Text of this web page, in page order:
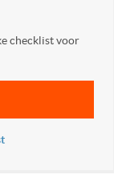
checklist voor